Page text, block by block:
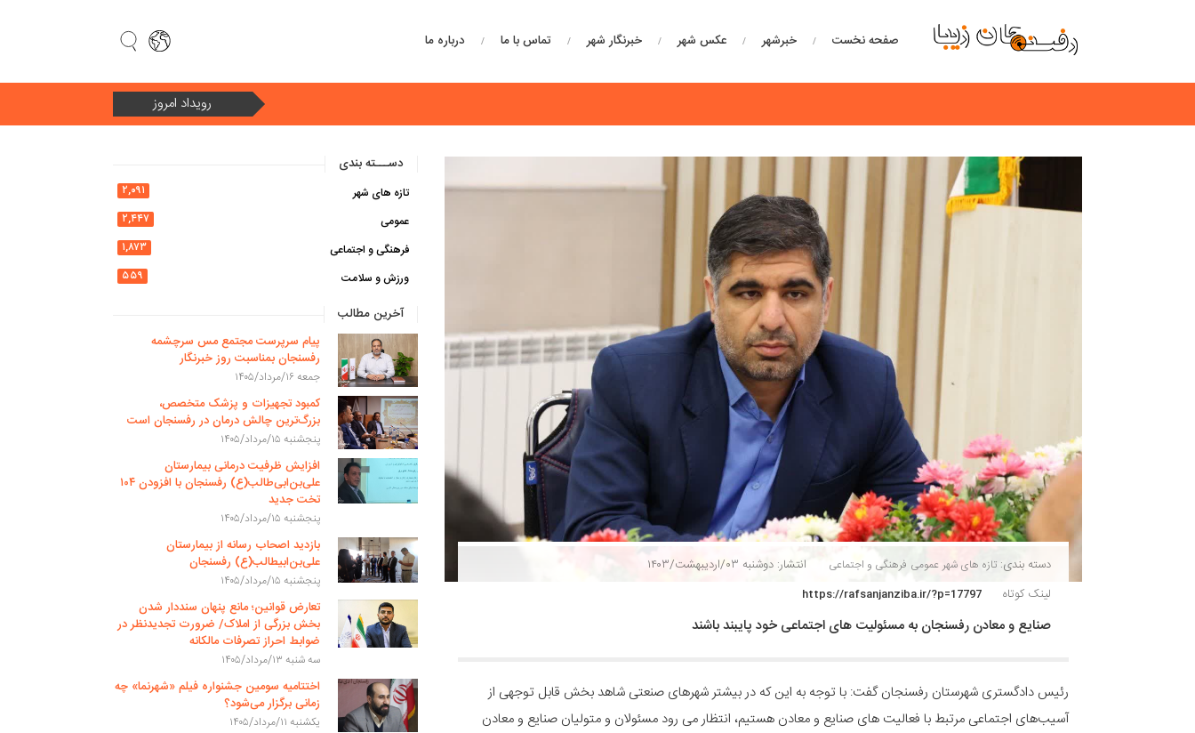
صفحه نخست خبرشهر عکس شهر خبرنگار شهر تماس با ما درباره ما
رویداد امروز
دسته بندی: تازه های شهر عمومی فرهنگی و اجتماعی
انتشار: دوشنبه ۰۳/اردیبهشت/۱۴۰۳
لینک کوتاه
https://rafsanjanziba.ir/?p=17797
صنایع و معادن رفسنجان به مسئولیت های اجتماعی خود پایبند باشند
رئیس دادگستری شهرستان رفسنجان گفت: با توجه به این که در بیشتر شهرهای صنعتی شاهد بخش قابل توجهی از
آسیب‌های اجتماعی مرتبط با فعالیت های صنایع و معادن هستیم، انتظار می رود مسئولان و متولیان صنایع و معادن
دســـته بندی
تازه های شهر
۲,۰۹۱
عمومی
۲,۴۴۷
فرهنگی و اجتماعی
۱,۸۷۳
ورزش و سلامت
۵۵۹
آخرین مطالب
پیام سرپرست مجتمع مس سرچشمه
رفسنجان بمناسبت روز خبرنگار
جمعه ۱۶/مرداد/۱۴۰۵
کمبود تجهیزات و پزشک متخصص،
بزرگ‌ترین چالش درمان در رفسنجان است
پنجشنبه ۱۵/مرداد/۱۴۰۵
افزایش ظرفیت درمانی بیمارستان
علی‌بن‌ابی‌طالب(ع) رفسنجان با افزودن ۱۰۴
تخت جدید
پنجشنبه ۱۵/مرداد/۱۴۰۵
بازدید اصحاب رسانه از بیمارستان
علی‌بن‌ابیطالب(ع) رفسنجان
پنجشنبه ۱۵/مرداد/۱۴۰۵
تعارض قوانین؛ مانع پنهان سنددار شدن
بخش بزرگی از املاک/ ضرورت تجدیدنظر در
ضوابط احراز تصرفات مالکانه
سه شنبه ۱۳/مرداد/۱۴۰۵
اختتامیه سومین جشنواره فیلم «شهرنما» چه
زمانی برگزار می‌شود؟
یکشنبه ۱۱/مرداد/۱۴۰۵